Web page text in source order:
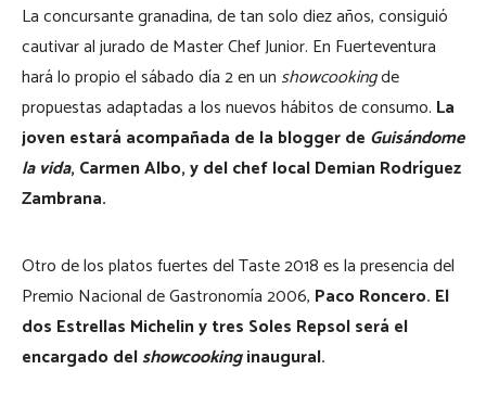
La concursante granadina, de tan solo diez años, consiguió
cautivar al jurado de Master Chef Junior. En Fuerteventura
hará lo propio el sábado día 2 en un showcookingde
propuestas adaptadas a los nuevos hábitos de consumo. La
joven estará acompañada de la blogger de Guisándome
la vida, Carmen Albo, y del chef local Demian Rodríguez
Zambrana.
Otro de los platos fuertes del Taste 2018 es la presencia del
Premio Nacional de Gastronomía 2006, Paco Roncero. El
dos Estrellas Michelin y tres Soles Repsol será el
encargado delshowcookinginaugural.